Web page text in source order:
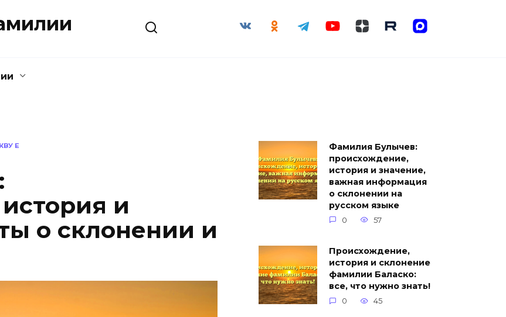
Е
и
о склонении и
Фамилия Булычев:
происхождение,
история и значение,
важная информация
о склонении на
русском языке
0 57
Происхождение,
история и склонение
фамилии Баласко:
все, что нужно знать!
0 45